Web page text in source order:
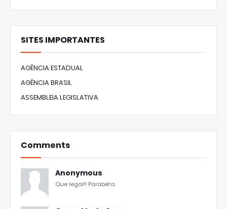
SITES IMPORTANTES
AGÊNCIA ESTADUAL
AGÊNCIA BRASIL
ASSEMBLEIA LEGISLATIVA
Comments
Anonymous
Que legal!! Parabéns